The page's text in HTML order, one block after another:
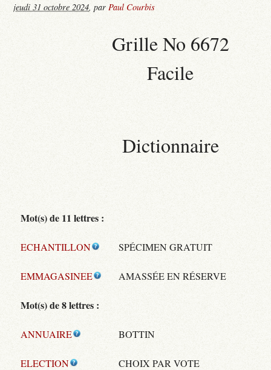
jeudi 31 octobre 2024,parPaul Courbis
Grille No 6672
Facile
Dictionnaire
Mot(s) de 11 lettres :
ECHANTILLON SPÉCIMEN GRATUIT
EMMAGASINEE AMASSÉE EN RÉSERVE
Mot(s) de 8 lettres :
ANNUAIRE BOTTIN
ELECTION CHOIX PAR VOTE